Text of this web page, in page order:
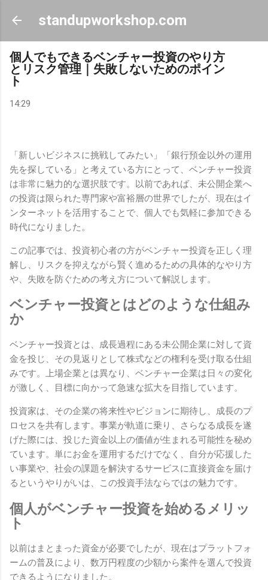
スキップしてメイン コンテンツに移動
standupworkshop.com
個人でもできるベンチャー投資のやり方
とリスク管理｜失敗しないためのポイン
ト
14:29
「新しいビジネスに挑戦してみたい」「銀行預金以外の運用
先を探している」と考えている方にとって、ベンチャー投資
は非常に魅力的な選択肢です。以前であれば、未公開企業へ
の投資は限られた専門家や富裕層の世界でしたが、現在はイ
ンターネットを活用することで、個人でも気軽に参加できる
時代になりました。
この記事では、投資初心者の方がベンチャー投資を正しく理
解し、リスクを抑えながら賢く進めるための具体的なやり方
や、失敗を防ぐための考え方について解説します。
ベンチャー投資とはどのような仕組み
か
ベンチャー投資とは、成長過程にある未公開企業に対して資
金を投じ、その見返りとして株式などの権利を受け取る仕組
みです。上場企業とは異なり、ベンチャー企業は日々の変化
が激しく、目標に向かって急速な拡大を目指しています。
投資家は、その企業の将来性やビジョンに期待し、成長のプ
ロセスを共有します。事業が軌道に乗り、さらなる成長を遂
げた際には、投じた資金以上の価値が生まれる可能性を秘め
ています。単にお金を運用するだけでなく、自分が応援した
い事業や、社会の課題を解決するサービスに直接資金を届け
るというやりがいは、この投資手法ならではの魅力です。
個人がベンチャー投資を始めるメリッ
ト
以前はまとまった資金が必要でしたが、現在はプラットフォ
ームの普及により、数万円程度の少額から案件を選んで投資
できるようになりました。